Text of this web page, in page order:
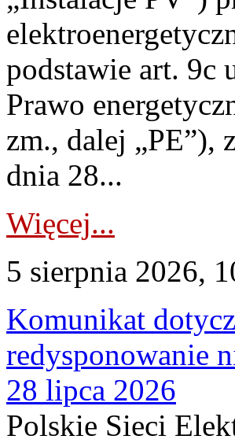
podstawie art. 9c
Prawo
zm., dalej „PE”),
dnia 28...
Więcej...
5 sierpnia 2026,
Komunikat
redysponowanie
28 lipca 2026
Polskie Sieci